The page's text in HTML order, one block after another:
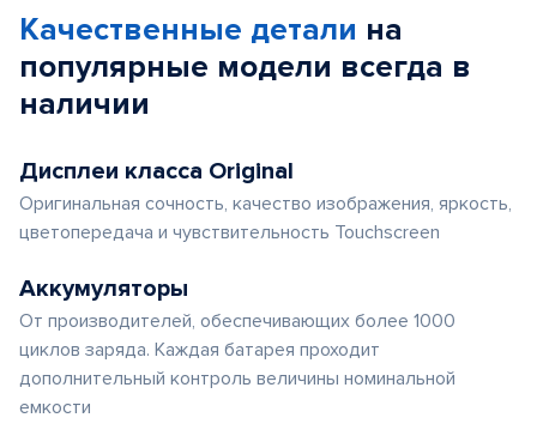
Качественные детали на
популярные модели всегда в
наличии
Дисплеи класса Original
Оригинальная сочность, качество изображения, яркость,
цветопередача и чувствительность Touchscreen
Аккумуляторы
От производителей, обеспечивающих более 1000
циклов заряда. Каждая батарея проходит
дополнительный контроль величины номинальной
емкости